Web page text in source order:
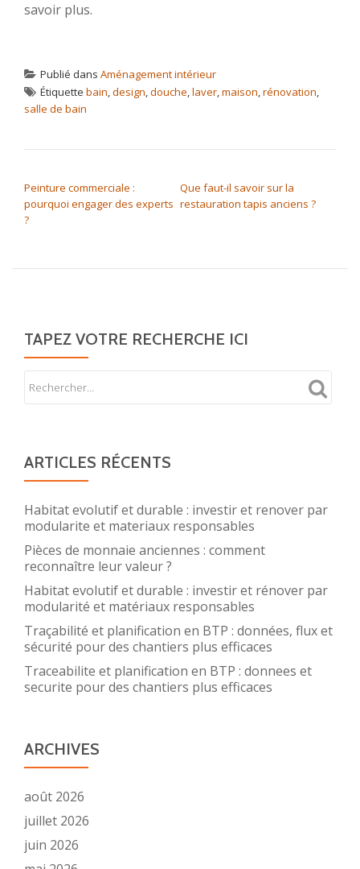
savoir plus.
Publié dans Aménagement intérieur
Étiquette bain,design,douche,laver,maison,rénovation,
salle de bain
Peinture commerciale :
pourquoi engager des experts
?
Que faut-il savoir sur la
restauration tapis anciens ?
TAPEZ VOTRE RECHERCHE ICI
ARTICLES RÉCENTS
Habitat evolutif et durable : investir et renover par
modularite et materiaux responsables
Pièces de monnaie anciennes : comment
reconnaître leur valeur ?
Habitat evolutif et durable : investir et rénover par
modularité et matériaux responsables
Traçabilité et planification en BTP : données, flux et
sécurité pour des chantiers plus efficaces
Traceabilite et planification en BTP : donnees et
securite pour des chantiers plus efficaces
ARCHIVES
août 2026
juillet 2026
juin 2026